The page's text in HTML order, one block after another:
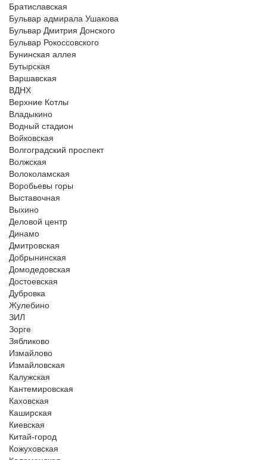
Братиславская
Бульвар адмирала Ушакова
Бульвар Дмитрия Донского
Бульвар Рокоссовского
Бунинская аллея
Бутырская
Варшавская
ВДНХ
Верхние Котлы
Владыкино
Водный стадион
Войковская
Волгоградский проспект
Волжская
Волоколамская
Воробьевы горы
Выставочная
Выхино
Деловой центр
Динамо
Дмитровская
Добрынинская
Домодедовская
Достоевская
Дубровка
Жулебино
ЗИЛ
Зорге
Зябликово
Измайлово
Измайловская
Калужская
Кантемировская
Каховская
Каширская
Киевская
Китай-город
Кожуховская